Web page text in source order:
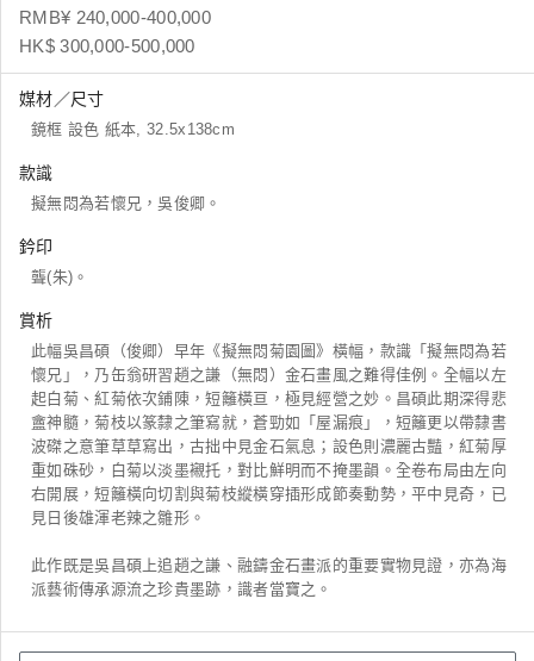
RMB¥ 240,000-400,000
HK$ 300,000-500,000
媒材／尺寸
鏡框 設色 紙本, 32.5x138cm
款識
擬無悶為若懷兄，吳俊卿。
鈐印
聾(朱)。
賞析
此幅吳昌碩（俊卿）早年《擬無悶菊園圖》橫幅，款識「擬無悶為若
懷兄」，乃缶翁研習趙之謙（無悶）金石畫風之難得佳例。全幅以左
起白菊、紅菊依次鋪陳，短籬橫亘，極見經營之妙。昌碩此期深得悲
盦神髓，菊枝以篆隸之筆寫就，蒼勁如「屋漏痕」，短籬更以帶隸書
波磔之意筆草草寫出，古拙中見金石氣息；設色則濃麗古豔，紅菊厚
重如硃砂，白菊以淡墨襯托，對比鮮明而不掩墨韻。全卷布局由左向
右開展，短籬橫向切割與菊枝縱橫穿插形成節奏動勢，平中見奇，已
見日後雄渾老辣之雛形。
此作既是吳昌碩上追趙之謙、融鑄金石畫派的重要實物見證，亦為海
派藝術傳承源流之珍貴墨跡，識者當寶之。